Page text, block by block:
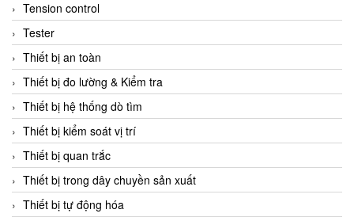
Tension control
Tester
Thiết bị an toàn
Thiết bị đo lường & Kiểm tra
Thiết bị hệ thống dò tìm
Thiết bị kiểm soát vị trí
Thiết bị quan trắc
Thiết bị trong dây chuyền sản xuất
Thiết bị tự động hóa